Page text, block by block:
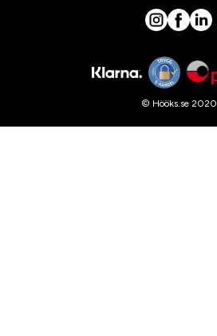
© Hööks.se 2020